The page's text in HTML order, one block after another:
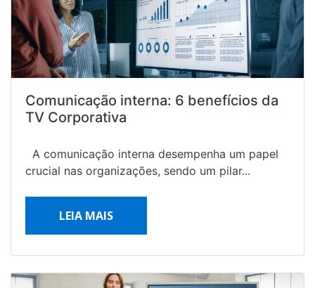
Comunicação interna: 6 benefícios da
TV Corporativa
A comunicação interna desempenha um papel
crucial nas organizações, sendo um pilar...
LEIA MAIS